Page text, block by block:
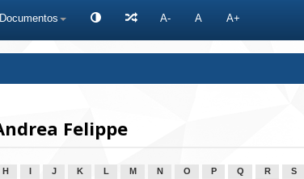
Documentos A- A A+
Felippe
H J K L M N O P Q R S